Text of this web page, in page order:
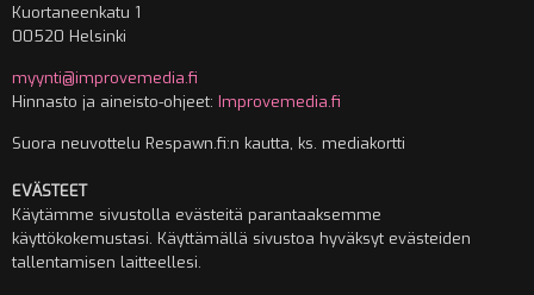
Kuortaneenkatu 1
00520 Helsinki
myynti@improvemedia.fi
Hinnasto ja aineisto-ohjeet: Improvemedia.fi
Suora neuvottelu Respawn.fi:n kautta, ks. mediakortti
EVÄSTEET
Käytämme sivustolla evästeitä parantaaksemme
käyttökokemustasi. Käyttämällä sivustoa hyväksyt evästeiden
tallentamisen laitteellesi.